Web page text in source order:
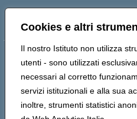
Cookies e altri
Il nostro Istituto non utilizza
utenti - sono utilizzati
necessari al corretto
servizi istituzionali e alla sua
inoltre, strumenti statistici
Indirizzo: VIA BRECCIAME, 46 -
CEIC8AU001@pec.istruzione.it -
Meccanografico: CEIC8AU001
Codice fiscale: 93086080616